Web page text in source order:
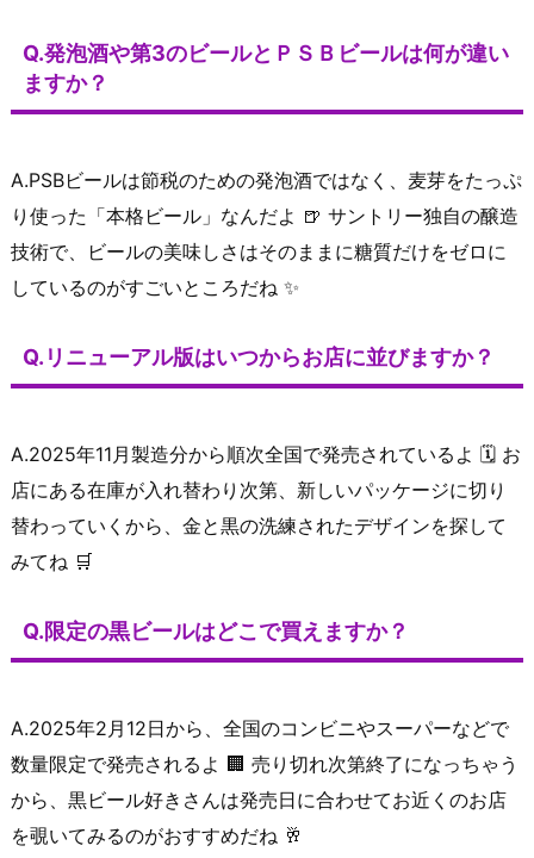
Q.発泡酒や第3のビールとＰＳＢビールは何が違い
ますか？
A.PSBビールは節税のための発泡酒ではなく、麦芽をたっぷ
り使った「本格ビール」なんだよ 🍺 サントリー独自の醸造
技術で、ビールの美味しさはそのままに糖質だけをゼロに
しているのがすごいところだね ✨
Q.リニューアル版はいつからお店に並びますか？
A.2025年11月製造分から順次全国で発売されているよ 🗓️ お
店にある在庫が入れ替わり次第、新しいパッケージに切り
替わっていくから、金と黒の洗練されたデザインを探して
みてね 🛒
Q.限定の黒ビールはどこで買えますか？
A.2025年2月12日から、全国のコンビニやスーパーなどで
数量限定で発売されるよ 🏢 売り切れ次第終了になっちゃう
から、黒ビール好きさんは発売日に合わせてお近くのお店
を覗いてみるのがおすすめだね 🥂